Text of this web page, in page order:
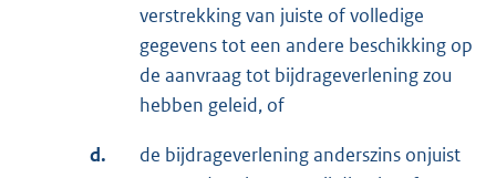
verstrekking van juiste of volledige
gegevens tot een andere beschikking op
de aanvraag tot bijdrageverlening zou
hebben geleid, of
d.
de bijdrageverlening anderszins onjuist